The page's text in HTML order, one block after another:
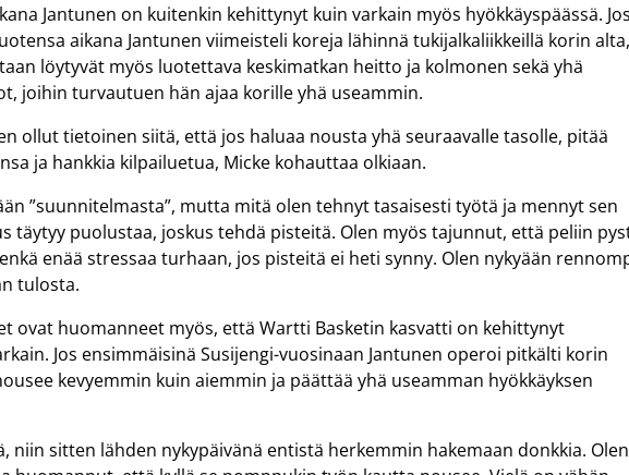
Jantunen on kuitenkin kehittynyt kuin varkain myös hyökkäyspäässä. Jos
aikana Jantunen viimeisteli koreja lähinnä tukijalkaliikkeillä korin alta,
löytyvät myös luotettava keskimatkan heitto ja kolmonen sekä yhä
joihin turvautuen hän ajaa korille yhä useammin.
ollut tietoinen siitä, että jos haluaa nousta yhä seuraavalle tasolle, pitää
ja hankkia kilpailuetua, Micke kohauttaa olkiaan.
”suunnitelmasta”, mutta mitä olen tehnyt tasaisesti työtä ja mennyt sen
täytyy puolustaa, joskus tehdä pisteitä. Olen myös tajunnut, että peliin
enää stressaa turhaan, jos pisteitä ei heti synny. Olen nykyään
tulosta.
ovat huomanneet myös, että Wartti Basketin kasvatti on kehittynyt
Jos ensimmäisinä Susijengi-vuosinaan Jantunen operoi pitkälti korin
kevyemmin kuin aiemmin ja päättää yhä useamman hyökkäyksen
niin sitten lähden nykypäivänä entistä herkemmin hakemaan donkkia. Olen